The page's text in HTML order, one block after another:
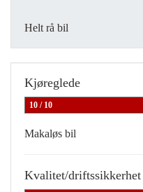
Helt rå bil
Kjøreglede
10 / 10
Makaløs bil
Kvalitet/driftssikkerhet